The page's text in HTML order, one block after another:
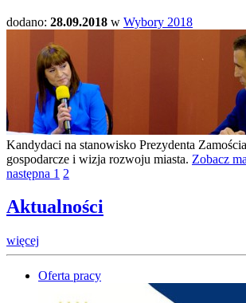
dodano: 28.09.2018 w Wybory 2018
Kandydaci na stanowisko Prezydenta
gospodarcze i wizja rozwoju miasta. Zobacz
następna 1 2
Aktualności
więcej
Oferta pracy